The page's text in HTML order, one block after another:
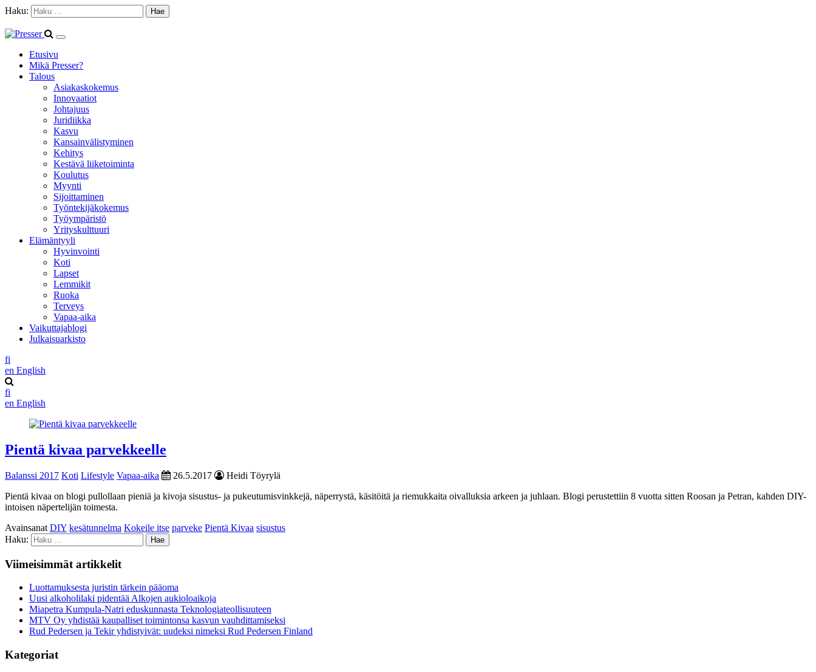
Haku:
Etusivu
Mikä Presser?
Talous
Asiakaskokemus
Innovaatiot
Johtajuus
Juridiikka
Kasvu
Kansainvälistyminen
Kehitys
Kestävä liiketoiminta
Koulutus
Myynti
Sijoittaminen
Työntekijäkokemus
Työympäristö
Yrityskulttuuri
Elämäntyyli
Hyvinvointi
Koti
Lapset
Lemmikit
Ruoka
Terveys
Vapaa-aika
Vaikuttajablogi
Julkaisuarkisto
fi
en English
fi
en English
Pientä kivaa parvekkeelle
Balanssi 2017 Koti Lifestyle Vapaa-aika 26.5.2017
Heidi Töyrylä
Pientä kivaa on blogi pullollaan pieniä ja kivoja sisustus- ja pukeutumisvinkkejä, näperrystä, käsitöitä ja riemukkaita oivalluksia arkeen ja juhlaan. Blogi perustettiin 8 vuotta sitten Roosan ja Petran, kahden DIY-
intoisen näpertelijän toimesta.
Avainsanat DIY kesätunnelma Kokeile itse parveke Pientä Kivaa sisustus
Haku:
Viimeisimmät artikkelit
Luottamuksesta juristin tärkein pääoma
Uusi alkoholilaki pidentää Alkojen aukioloaikoja
Miapetra Kumpula-Natri eduskunnasta Teknologiateollisuuteen
MTV Oy yhdistää kaupalliset toimintonsa kasvun vauhdittamiseksi
Rud Pedersen ja Tekir yhdistyivät: uudeksi nimeksi Rud Pedersen Finland
Kategoriat